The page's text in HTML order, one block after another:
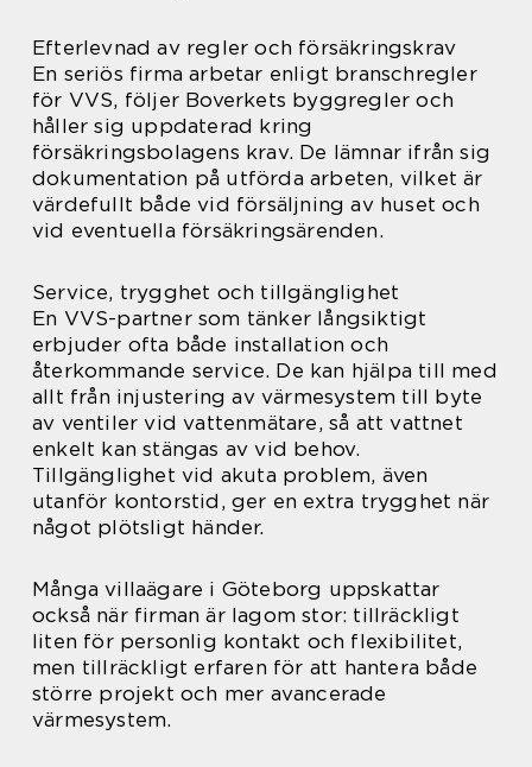
Efterlevnad av regler och försäkringskrav
En seriös firma arbetar enligt branschregler
för VVS, följer Boverkets byggregler och
håller sig uppdaterad kring
försäkringsbolagens krav. De lämnar ifrån sig
dokumentation på utförda arbeten, vilket är
värdefullt både vid försäljning av huset och
vid eventuella försäkringsärenden.
Service, trygghet och tillgänglighet
En VVS-partner som tänker långsiktigt
erbjuder ofta både installation och
återkommande service. De kan hjälpa till med
allt från injustering av värmesystem till byte
av ventiler vid vattenmätare, så att vattnet
enkelt kan stängas av vid behov.
Tillgänglighet vid akuta problem, även
utanför kontorstid, ger en extra trygghet när
något plötsligt händer.
Många villaägare i Göteborg uppskattar
också när firman är lagom stor: tillräckligt
liten för personlig kontakt och flexibilitet,
men tillräckligt erfaren för att hantera både
större projekt och mer avancerade
värmesystem.